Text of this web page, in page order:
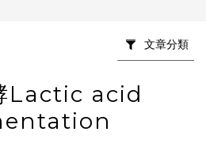
文章分類
Lactic acid